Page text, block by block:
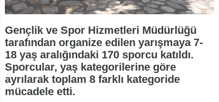
Gençlik ve Spor Hizmetleri Müdürlüğü
tarafından organize edilen yarışmaya 7-
18 yaş aralığındaki 170 sporcu katıldı.
Sporcular, yaş kategorilerine göre
ayrılarak toplam 8 farklı kategoride
mücadele etti.